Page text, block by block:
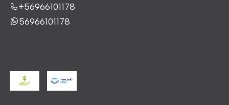
+56966101178
56966101178